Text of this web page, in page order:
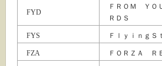
FYD
ＦＲＯＭ Ｙ
ＲＤＳ
FYS Ｆｌｙｉｎｇ
FZA ＦＯＲＺＡ Ｒ